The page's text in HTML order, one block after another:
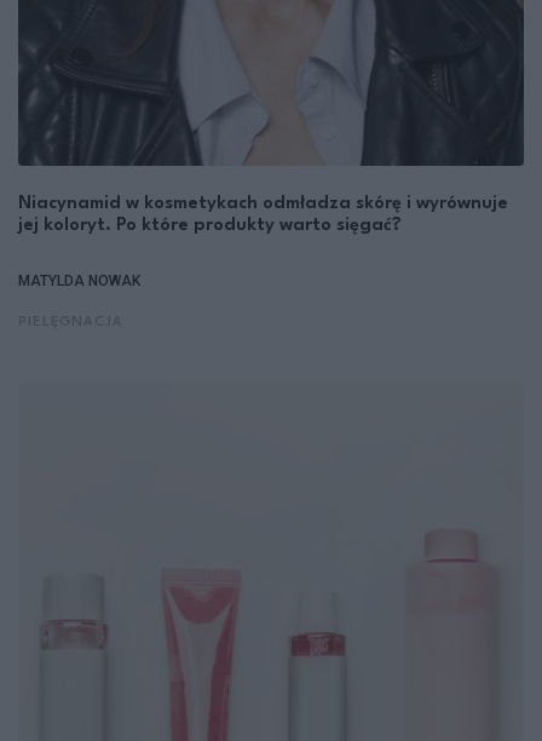
Niacynamid w kosmetykach odmładza skórę i wyrównuje
jej koloryt. Po które produkty warto sięgać?
MATYLDA NOWAK